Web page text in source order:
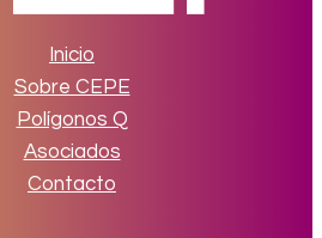
Inicio
Sobre CEPE
Polígonos Q
Asociados
Contacto